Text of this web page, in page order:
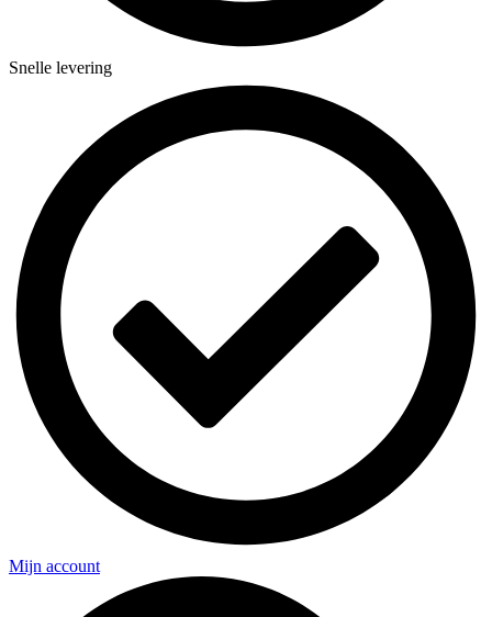
Snelle levering
Mijn account